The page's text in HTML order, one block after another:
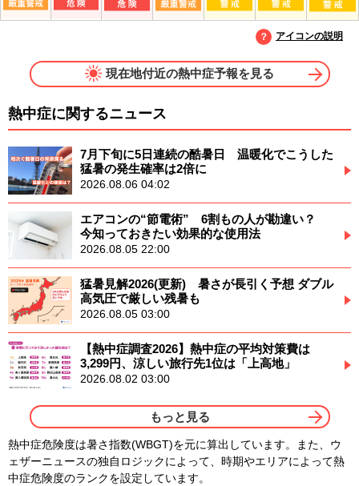
アイコンの説明
現在地付近の熱中症予報を見る
熱中症に関するニュース
7月下旬に5日連続の酷暑日 温暖化でこうした
猛暑の発生確率は2倍に
2026.08.06 04:02
エアコンの“節電術” 6割もの人が勘違い？
今知っておきたい効果的な使用法
2026.08.05 22:00
猛暑見解2026(更新) 暑さが長引く予想 ダブル
高気圧で厳しい残暑も
2026.08.05 03:00
【熱中症調査2026】熱中症の平均対策費は
3,299円、涼しい旅行先1位は「上高地」
2026.08.02 03:00
もっと見る
熱中症危険度は暑さ指数(WBGT)を元に算出しています。また、ウ
ェザーニュースの独自ロジックによって、時期やエリアによって熱
中症危険度のランクを設定しています。